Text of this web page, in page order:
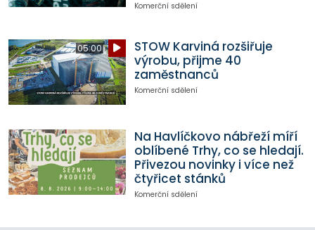
Komerční sdělení
05:00
STOW Karviná rozšiřuje
výrobu, přijme 40
zaměstnanců
Komerční sdělení
Na Havlíčkovo nábřeží míří
oblíbené Trhy, co se hledají.
Přivezou novinky i více než
čtyřicet stánků
Komerční sdělení